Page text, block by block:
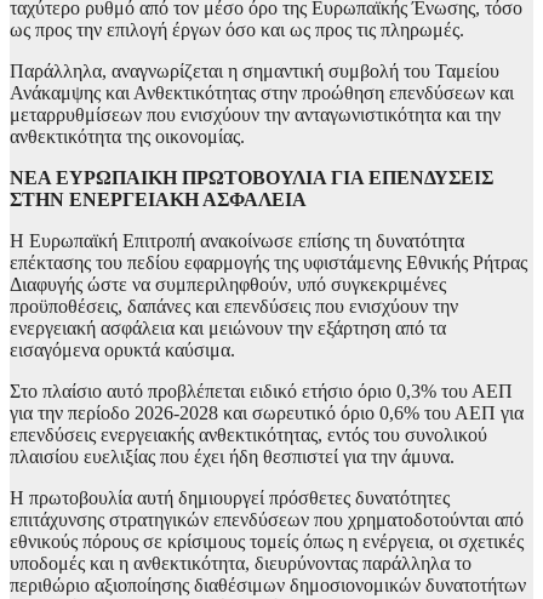
ταχύτερο ρυθμό από τον μέσο όρο της Ευρωπαϊκής Ένωσης, τόσο
ως προς την επιλογή έργων όσο και ως προς τις πληρωμές.
Παράλληλα, αναγνωρίζεται η σημαντική συμβολή του Ταμείου
Ανάκαμψης και Ανθεκτικότητας στην προώθηση επενδύσεων και
μεταρρυθμίσεων που ενισχύουν την ανταγωνιστικότητα και την
ανθεκτικότητα της οικονομίας.
ΝΕΑ ΕΥΡΩΠΑΙΚΗ ΠΡΩΤΟΒΟΥΛΙΑ ΓΙΑ ΕΠΕΝΔΥΣΕΙΣ
ΣΤΗΝ ΕΝΕΡΓΕΙΑΚΗ ΑΣΦΑΛΕΙΑ
Η Ευρωπαϊκή Επιτροπή ανακοίνωσε επίσης τη δυνατότητα
επέκτασης του πεδίου εφαρμογής της υφιστάμενης Εθνικής Ρήτρας
Διαφυγής ώστε να συμπεριληφθούν, υπό συγκεκριμένες
προϋποθέσεις, δαπάνες και επενδύσεις που ενισχύουν την
ενεργειακή ασφάλεια και μειώνουν την εξάρτηση από τα
εισαγόμενα ορυκτά καύσιμα.
Στο πλαίσιο αυτό προβλέπεται ειδικό ετήσιο όριο 0,3% του ΑΕΠ
για την περίοδο 2026-2028 και σωρευτικό όριο 0,6% του ΑΕΠ για
επενδύσεις ενεργειακής ανθεκτικότητας, εντός του συνολικού
πλαισίου ευελιξίας που έχει ήδη θεσπιστεί για την άμυνα.
Η πρωτοβουλία αυτή δημιουργεί πρόσθετες δυνατότητες
επιτάχυνσης στρατηγικών επενδύσεων που χρηματοδοτούνται από
εθνικούς πόρους σε κρίσιμους τομείς όπως η ενέργεια, οι σχετικές
υποδομές και η ανθεκτικότητα, διευρύνοντας παράλληλα το
περιθώριο αξιοποίησης διαθέσιμων δημοσιονομικών δυνατοτήτων